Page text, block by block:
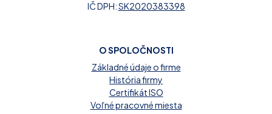
IČ DPH:SK2020383398
O SPOLOČNOSTI
Základné údaje o firme
História firmy
Certifikát ISO
Voľné pracovné miesta